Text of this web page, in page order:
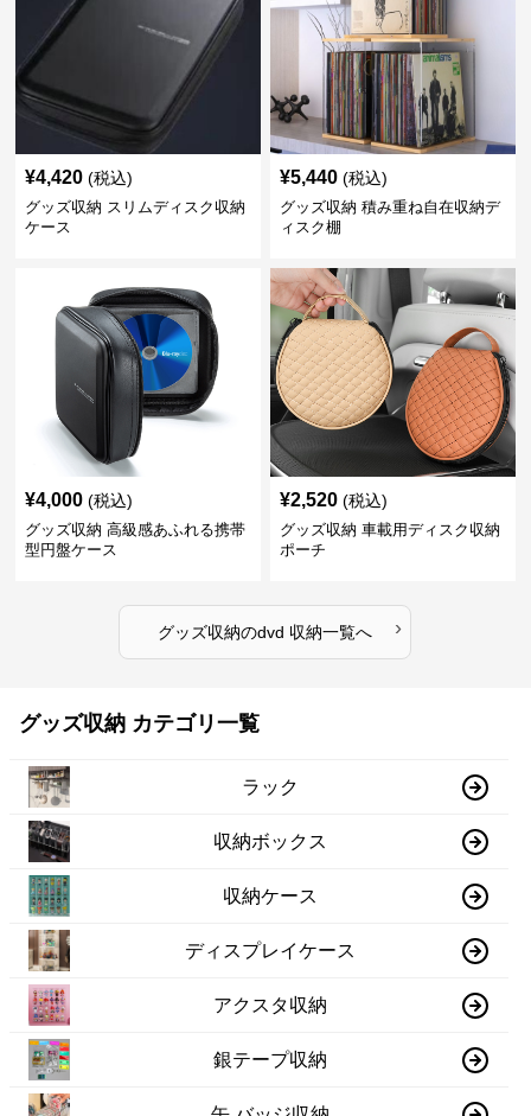
¥4,420 (税込)
グッズ収納 スリムディスク収納
ケース
¥5,440 (税込)
グッズ収納 積み重ね自在収納デ
ィスク棚
¥4,000 (税込)
グッズ収納 高級感あふれる携帯
型円盤ケース
¥2,520 (税込)
グッズ収納 車載用ディスク収納
ポーチ
グッズ収納のdvd 収納一覧へ ›
グッズ収納 カテゴリ一覧
ラック
収納ボックス
収納ケース
ディスプレイケース
アクスタ収納
銀テープ収納